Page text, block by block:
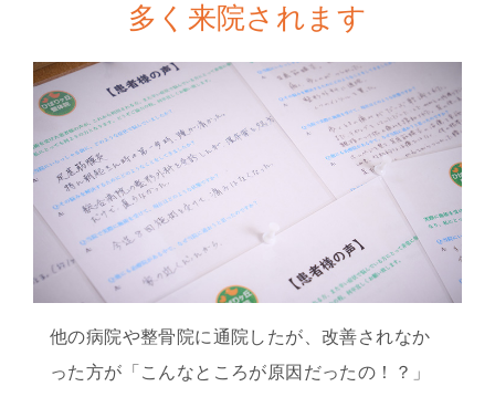
多く来院されます
他の病院や整骨院に通院したが、改善されなか
った方が「こんなところが原因だったの！？」